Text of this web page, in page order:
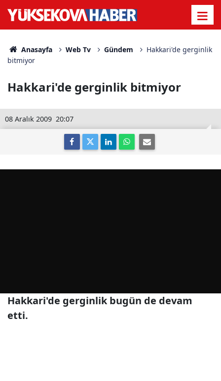
Anasayfa Web Tv Gündem
Hakkari'de gerginlik
bitmiyor
Hakkari'de gerginlik bitmiyor
20:07
08 Aralık 2009
Hakkari'de gerginlik bugün de devam
etti.